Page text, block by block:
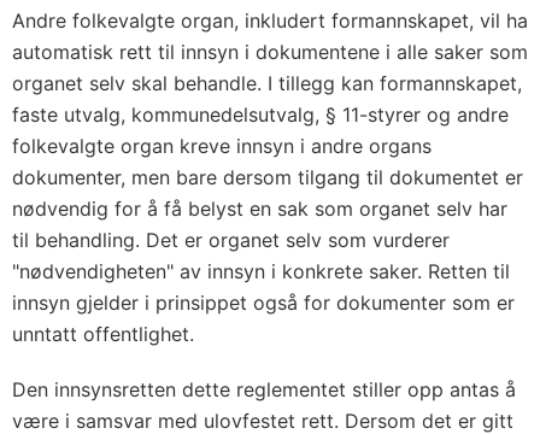
Andre folkevalgte organ, inkludert formannskapet, vil ha
auto­matisk rett til innsyn i dokumentene i alle saker som
organet selv skal behandle. I tillegg kan formannskapet,
faste utvalg, kommune­delsutvalg, § 11-styrer og andre
folkevalgte organ kreve innsyn i andre organs
dokumenter, men bare dersom tilgang til dokument­et er
nødvendig for å få belyst en sak som organet selv har
til be­handling. Det er organet selv som vurderer
"nødvendigheten" av innsyn i konkrete saker. Retten til
innsyn gjelder i prinsippet også for dokumenter som er
unntatt offentlighet.
Den innsynsretten dette reglementet stiller opp antas å
være i sam­svar med ulovfestet rett. Dersom det er gitt